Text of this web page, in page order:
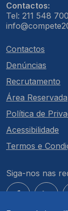
Contactos:
Tel: 211 548 700
Contactos
Denúncias
Recrutamento
Área Reservada
Política de
Acessibilidade
Termos e
Siga-nos nas